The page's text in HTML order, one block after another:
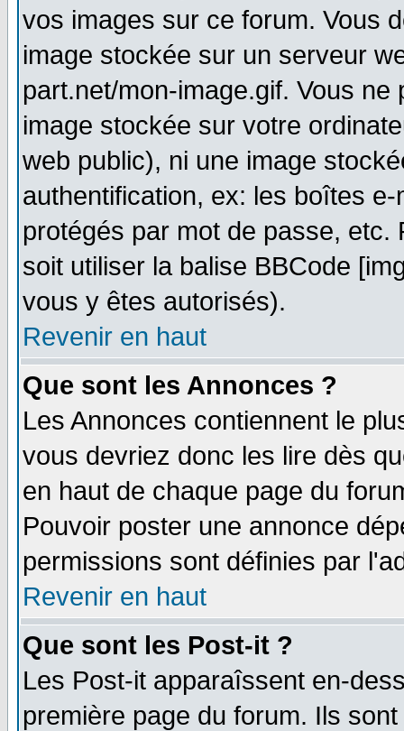
vos images sur ce forum. Vous
image stockée sur un serveur
part.net/mon-image.gif. Vous
image stockée sur votre
web public), ni une image
authentification, ex: les boîtes
protégés par mot de passe,
soit utiliser la balise BBCode
vous y êtes autorisés).
Revenir en haut
Que sont les Annonces ?
Les Annonces contiennent le
vous devriez donc les lire dès
en haut de chaque page du
Pouvoir poster une annonce
permissions sont définies par
Revenir en haut
Que sont les Post-it ?
Les Post-it apparaîssent en-
première page du forum. Ils